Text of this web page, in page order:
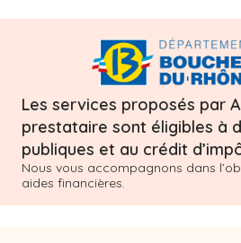
Les services proposés par
prestataire sont éligibles à
publiques et au crédit
Nous vous accompagnons dans
aides financières.